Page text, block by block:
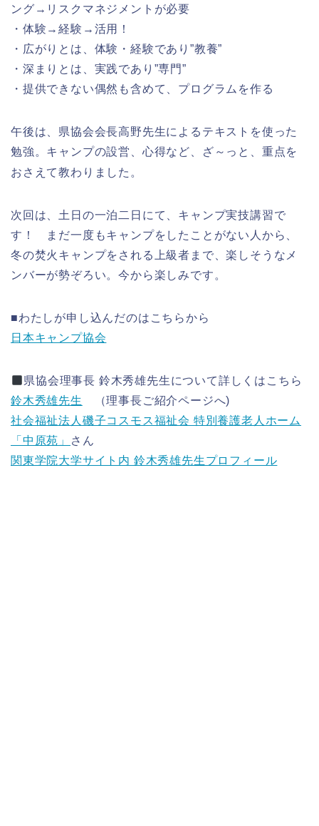
ング→リスクマネジメントが必要
・体験→経験→活用！
・広がりとは、体験・経験であり”教養”
・深まりとは、実践であり”専門”
・提供できない偶然も含めて、プログラムを作る
午後は、県協会会長高野先生によるテキストを使った
勉強。キャンプの設営、心得など、ざ～っと、重点を
おさえて教わりました。
次回は、土日の一泊二日にて、キャンプ実技講習で
す！ まだ一度もキャンプをしたことがない人から、
冬の焚火キャンプをされる上級者まで、楽しそうなメ
ンバーが勢ぞろい。今から楽しみです。
■わたしが申し込んだのはこちらから
日本キャンプ協会
県協会理事長 鈴木秀雄先生について詳しくはこちら
鈴木秀雄先生
（理事長ご紹介ページへ)
社会福祉法人磯子コスモス福祉会 特別養護老人ホーム
「中原苑」
さん
関東学院大学サイト内 鈴木秀雄先生プロフィール